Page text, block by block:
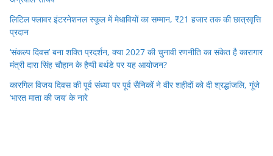
लिटिल फ्लावर इंटरनेशनल स्कूल में मेधावियों का सम्मान, ₹21 हजार तक की छात्रवृत्ति
प्रदान
‘संकल्प दिवस’ बना शक्ति प्रदर्शन, क्या 2027 की चुनावी रणनीति का संकेत है कारागार
मंत्री दारा सिंह चौहान के हैप्पी बर्थडे पर यह आयोजन?
कारगिल विजय दिवस की पूर्व संध्या पर पूर्व सैनिकों ने वीर शहीदों को दी श्रद्धांजलि, गूंजे
‘भारत माता की जय’ के नारे